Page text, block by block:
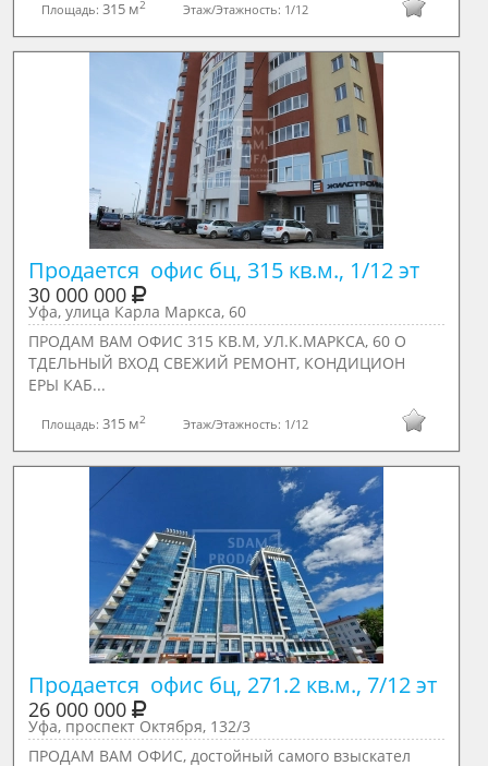
Площадь: 315 м2 Этаж/Этажность: 1/12
Продается  офис бц, 315 кв.м., 1/12 эт
30 000 000
Уфа, улица Карла Маркса, 60
ПРОДАМ ВАМ ОФИС 315 КВ.М, УЛ.К.МАРКСА, 60 О
ТДЕЛЬНЫЙ ВХОД СВЕЖИЙ РЕМОНТ, КОНДИЦИОН
ЕРЫ КАБ...
Площадь: 315 м2 Этаж/Этажность: 1/12
Продается  офис бц, 271.2 кв.м., 7/12 эт
26 000 000
Уфа, проспект Октября, 132/3
ПРОДАМ ВАМ ОФИС, достойный самого взыскател